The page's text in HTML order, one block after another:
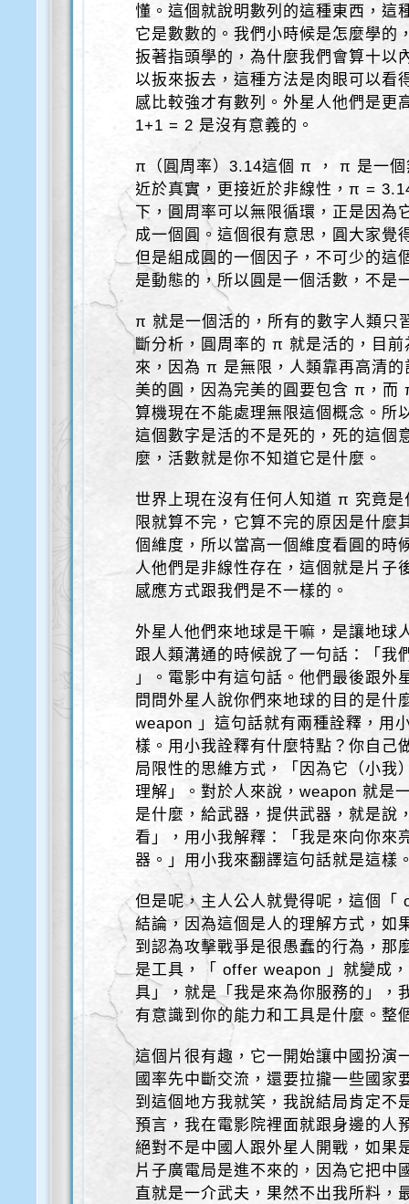
懂。這個就說明數列的這種東西，這
它是數數的。我們小時候是怎麼學的
扳著指頭學的，為什麼我們會算十以
以扳來扳去，這種方法是肉眼可以看
感比較強才有數列。外星人他們是更
1+1 = 2 是沒有意義的。
π（圓周率）3.14這個 π ， π 是一
近於真實，更接近於非線性，π =
下，圓周率可以無限循環，正是因為
成一個圓。這個很有意思，圓大家覺
但是組成圓的一個因子，不可少的這
是動態的，所以圓是一個活數，不是
π 就是一個活的，所有的數字人類只
斷分析，圓周率的 π 就是活的，目
來，因為 π 是無限，人類靠再高清
美的圓，因為完美的圓要包含 π，而
算機現在不能處理無限這個概念。所
這個數字是活的不是死的，死的這個
麼，活數就是你不知道它是什麼。
世界上現在沒有任何人知道 π 究竟
限就算不完，它算不完的原因是什麼
個維度，所以當高一個維度看圓的時
人他們是非線性存在，這個就是片子
感應方式跟我們是不一樣的。
外星人他們來地球是干嘛，是讓地球
跟人類溝通的時候說了一句話：「
」。電影中有這句話。他們最後跟外
問問外星人說你們來地球的目的是什
weapon 」這句話就有兩種詮釋，用
樣。用小我詮釋有什麼特點？你自己
局限性的思維方式，「因為它（小我
理解」。對於人來說，weapon 就是
是什麼，給武器，提供武器，就是說
看」，用小我解釋：「我是來向你來
器。」用小我來翻譯這句話就是這樣
但是呢，主人公人就覺得呢，這個
結論，因為這個是人的理解方式，如
到認為攻擊戰爭是很愚蠢的行為，那
是工具，「 offer weapon 」就變成
具」，就是「我是來為你服務的」，
有意識到你的能力和工具是什麼。整
這個片很有趣，它一開始讓中國扮演
國率先中斷交流，還要拉攏一些國家
到這個地方我就笑，我說結局肯定不
預言，我在電影院裡面就跟身邊的人
絕對不是中國人跟外星人開戰，如果
片子廣電局是進不來的，因為它把中
直就是一介武夫，果然不出我所料，